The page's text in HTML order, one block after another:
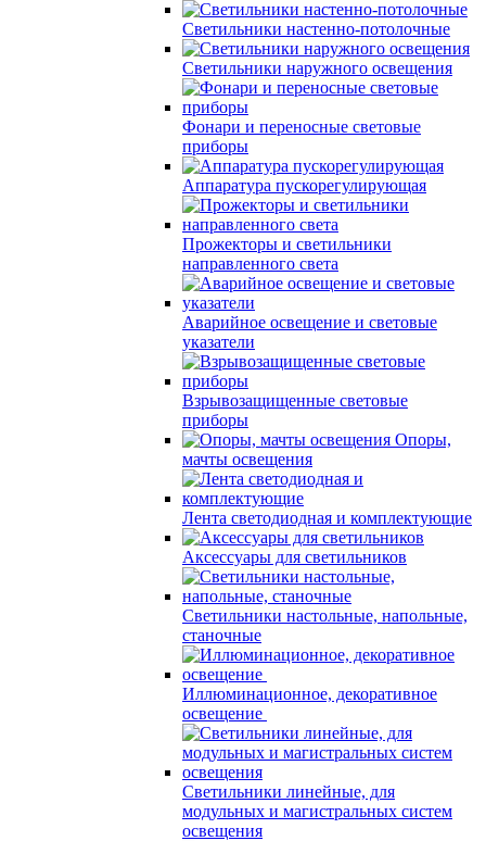
Светильники настенно-потолочные
Светильники наружного освещения
Фонари и переносные световые
приборы
Аппаратура пускорегулирующая
Прожекторы и светильники
направленного света
Аварийное освещение и световые
указатели
Взрывозащищенные световые
приборы
Опоры,
мачты освещения
Лента светодиодная и комплектующие
Аксессуары для светильников
Светильники настольные, напольные,
станочные
Иллюминационное, декоративное
освещение
Светильники линейные, для
модульных и магистральных систем
освещения